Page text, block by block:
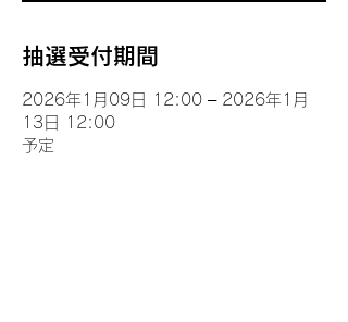
抽選受付期間
2026年1月09日 12:00 – 2026年1月
13日 12:00
予定